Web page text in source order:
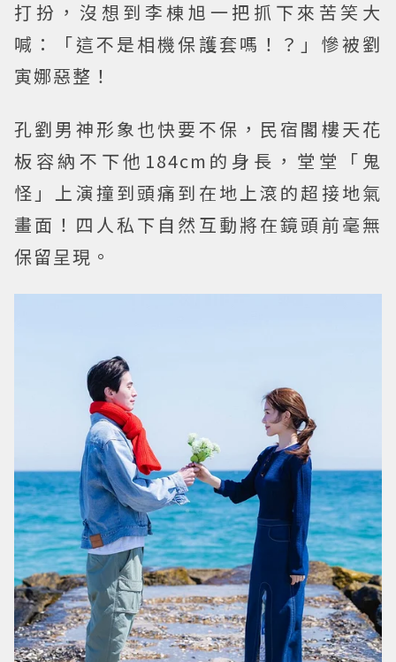
打扮，沒想到李棟旭一把抓下來苦笑大
喊：「這不是相機保護套嗎！？」慘被劉
寅娜惡整！
孔劉男神形象也快要不保，民宿閣樓天花
板容納不下他184cm的身長，堂堂「鬼
怪」上演撞到頭痛到在地上滾的超接地氣
畫面！四人私下自然互動將在鏡頭前毫無
保留呈現。